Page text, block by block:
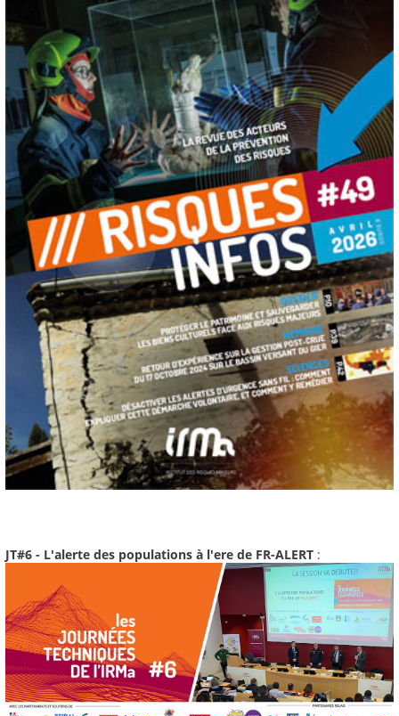
JT#6 - L'alerte des populations à l'ere de FR-ALERT :